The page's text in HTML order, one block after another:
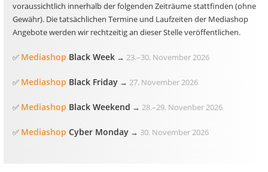
voraussichtlich innerhalb der folgenden Zeiträume stattfinden (ohne
Gewähr). Die tatsächlichen Termine und Laufzeiten der Mediashop
Angebote werden wir rechtzeitig an dieser Stelle veröffentlichen.
✅ Mediashop Black Week → 23.–30. November 2026
✅ Mediashop Black Friday → 27. November 2026
✅ Mediashop Black Weekend → 28.–29. Novenber 2026
✅ Mediashop Cyber Monday → 30. November 2026